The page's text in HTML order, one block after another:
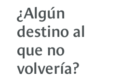
¿Algún
destino al
que no
volvería?